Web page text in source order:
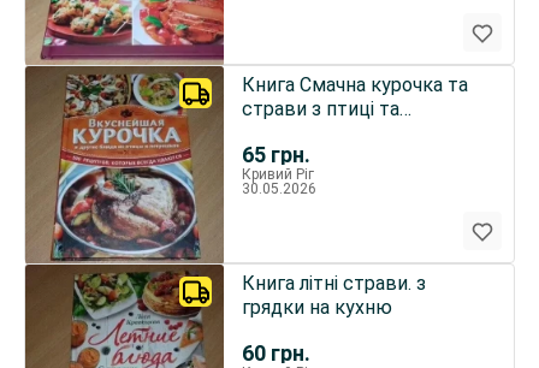
65 грн.
Книга Смачна курочка та
страви з птиці та
Кривий Ріг
30.05.2026
60 грн.
Книга літні страви. з
грядки на кухню